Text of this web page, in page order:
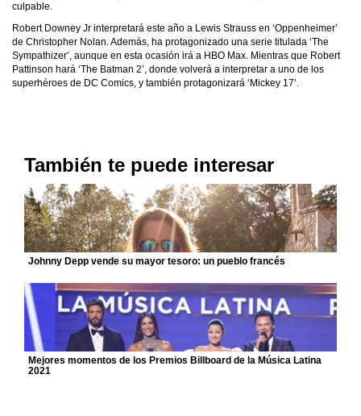
culpable.
Robert Downey Jr interpretará este año a Lewis Strauss en ‘Oppenheimer’
de Christopher Nolan. Además, ha protagonizado una serie titulada ‘The
Sympathizer’, aunque en esta ocasión irá a HBO Max. Mientras que Robert
Pattinson hará ‘The Batman 2’, donde volverá a interpretar a uno de los
superhéroes de DC Comics, y también protagonizará ‘Mickey 17’.
También te puede interesar
Johnny Depp vende su mayor tesoro: un pueblo francés
Mejores momentos de los Premios Billboard de la Música Latina
2021